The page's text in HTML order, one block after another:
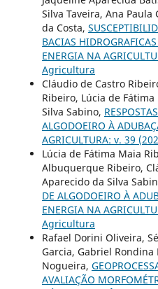
Silva Taveira, Ana
da Costa,
BACIAS
ENERGIA NA
Agricultura
Cláudio de Castro
Ribeiro, Lúcia de
Silva Sabino,
ALGODOEIRO À
AGRICULTURA: v. 39
Lúcia de Fátima Maia
Albuquerque Ribeiro,
Aparecido da Silva
DE ALGODOEIRO À
ENERGIA NA
Agricultura
Rafael Dorini Oliveira,
Garcia, Gabriel
Nogueira,
AVALIAÇÃO